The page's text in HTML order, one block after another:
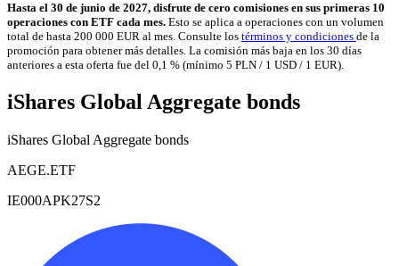
Hasta el 30 de junio de 2027, disfrute de cero comisiones en sus primeras 10
operaciones con ETF cada mes. Esto se aplica a operaciones con un volumen
total de hasta 200 000 EUR al mes. Consulte los términos y condiciones de la
promoción para obtener más detalles. La comisión más baja en los 30 días
anteriores a esta oferta fue del 0,1 % (mínimo 5 PLN / 1 USD / 1 EUR).
iShares Global Aggregate bonds
iShares Global Aggregate bonds
AEGE.ETF
IE000APK27S2